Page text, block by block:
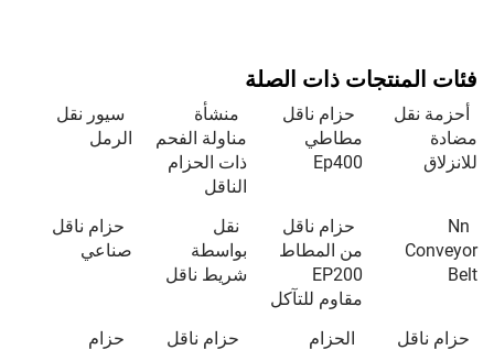
فئات المنتجات ذات الصلة
أحزمة نقل
مضادة
للانزلاق
حزام ناقل
مطاطي
Ep400
منشأة
مناولة الفحم
ذات الحزام
الناقل
سيور نقل
الرمل
Nn
Conveyor
Belt
حزام ناقل
من المطاط
EP200
مقاوم للتآكل
نقل
بواسطة
شريط ناقل
حزام ناقل
صناعي
حزام ناقل
الحزام
حزام ناقل
حزام